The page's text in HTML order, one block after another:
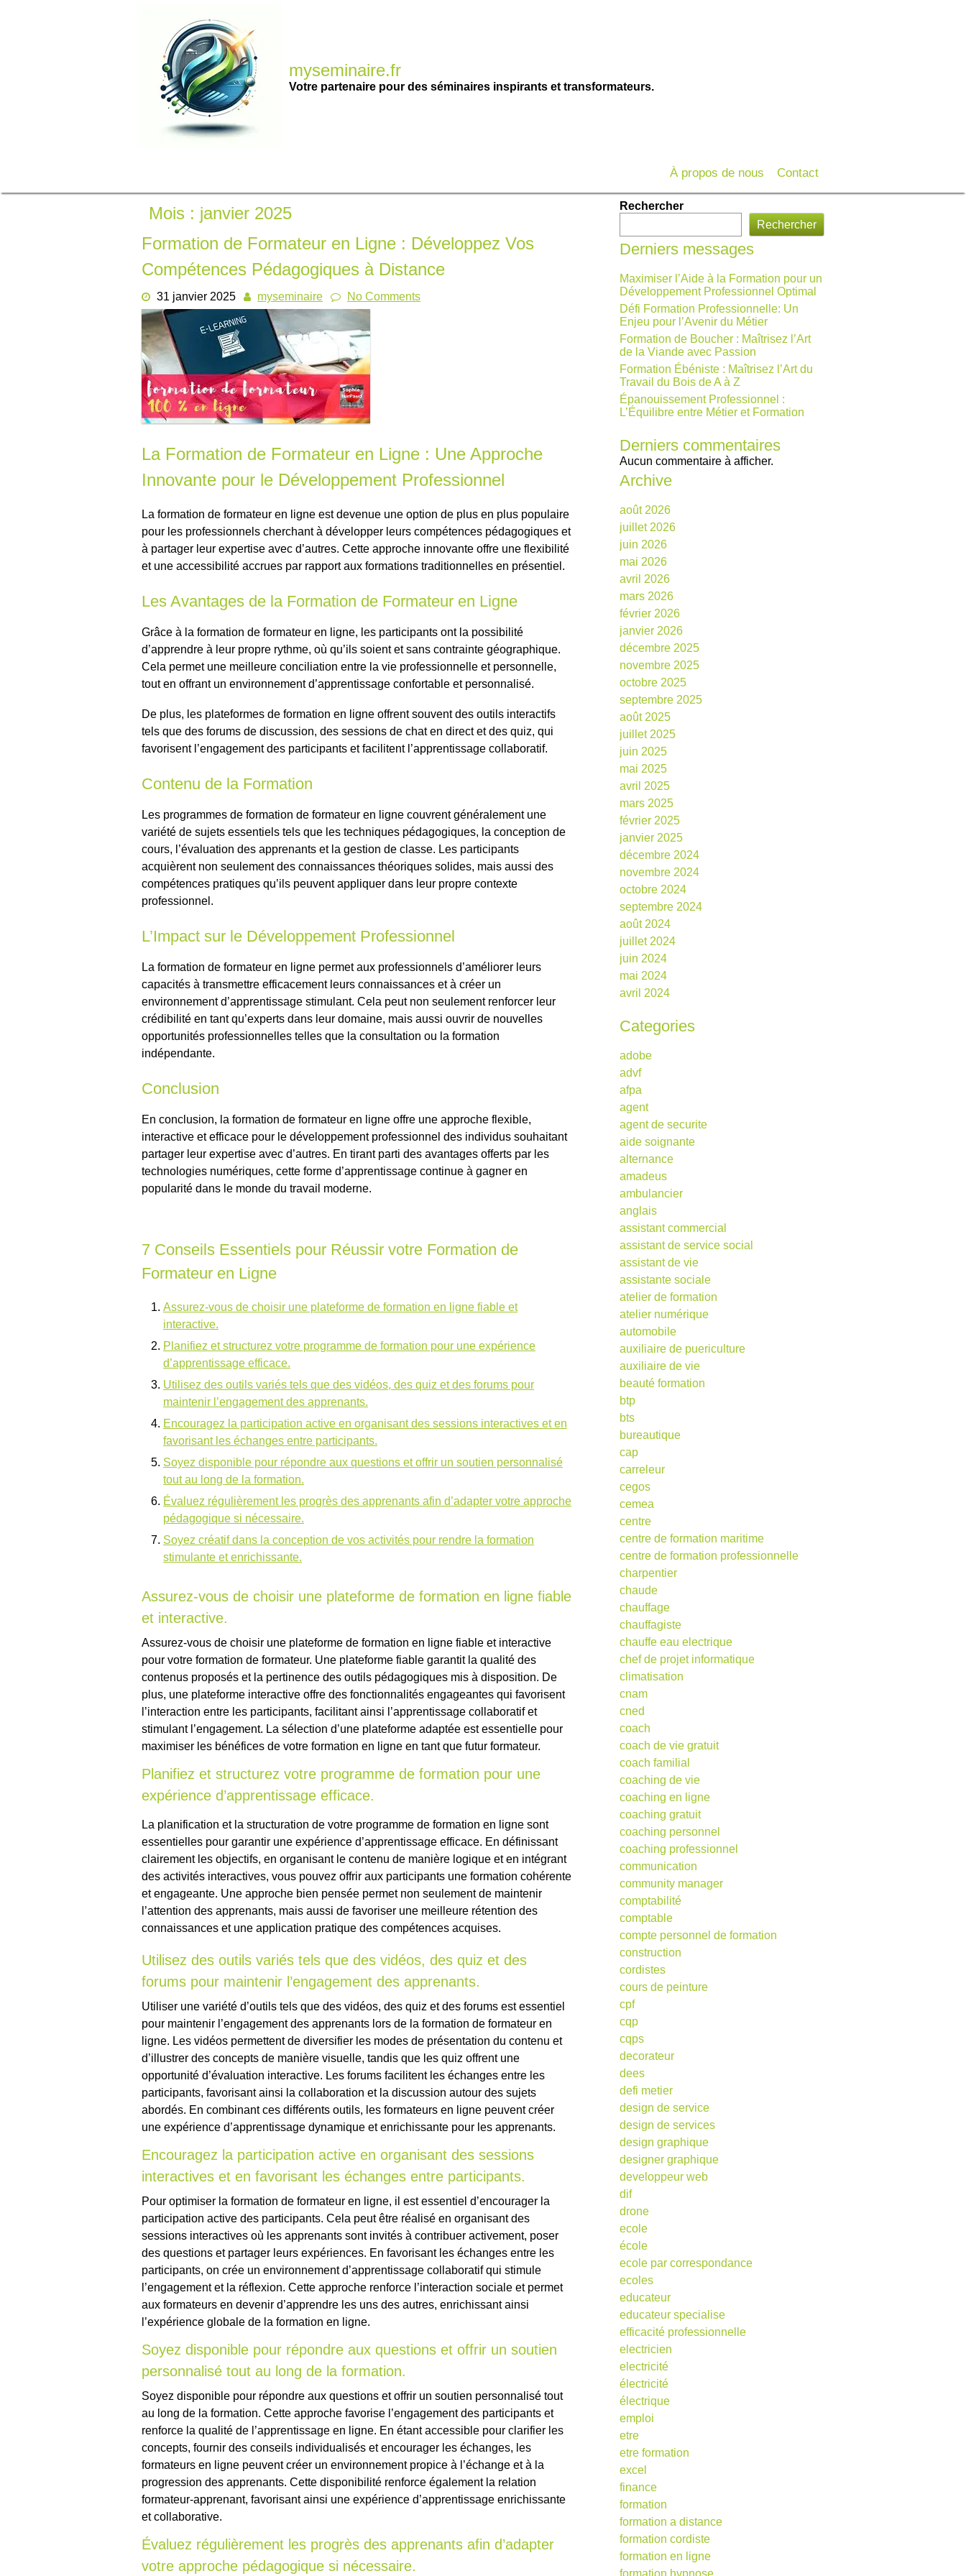
myseminaire.fr
Votre partenaire pour des séminaires inspirants et transformateurs.
À propos de nous Contact
Mois : janvier 2025
Formation de Formateur en Ligne : Développez Vos
Compétences Pédagogiques à Distance
31 janvier 2025 myseminaire No Comments
La Formation de Formateur en Ligne : Une Approche
Innovante pour le Développement Professionnel
La formation de formateur en ligne est devenue une option de plus en plus populaire
pour les professionnels cherchant à développer leurs compétences pédagogiques et
à partager leur expertise avec d’autres. Cette approche innovante offre une flexibilité
et une accessibilité accrues par rapport aux formations traditionnelles en présentiel.
Les Avantages de la Formation de Formateur en Ligne
Grâce à la formation de formateur en ligne, les participants ont la possibilité
d’apprendre à leur propre rythme, où qu’ils soient et sans contrainte géographique.
Cela permet une meilleure conciliation entre la vie professionnelle et personnelle,
tout en offrant un environnement d’apprentissage confortable et personnalisé.
De plus, les plateformes de formation en ligne offrent souvent des outils interactifs
tels que des forums de discussion, des sessions de chat en direct et des quiz, qui
favorisent l’engagement des participants et facilitent l’apprentissage collaboratif.
Contenu de la Formation
Les programmes de formation de formateur en ligne couvrent généralement une
variété de sujets essentiels tels que les techniques pédagogiques, la conception de
cours, l’évaluation des apprenants et la gestion de classe. Les participants
acquièrent non seulement des connaissances théoriques solides, mais aussi des
compétences pratiques qu’ils peuvent appliquer dans leur propre contexte
professionnel.
L’Impact sur le Développement Professionnel
La formation de formateur en ligne permet aux professionnels d’améliorer leurs
capacités à transmettre efficacement leurs connaissances et à créer un
environnement d’apprentissage stimulant. Cela peut non seulement renforcer leur
crédibilité en tant qu’experts dans leur domaine, mais aussi ouvrir de nouvelles
opportunités professionnelles telles que la consultation ou la formation
indépendante.
Conclusion
En conclusion, la formation de formateur en ligne offre une approche flexible,
interactive et efficace pour le développement professionnel des individus souhaitant
partager leur expertise avec d’autres. En tirant parti des avantages offerts par les
technologies numériques, cette forme d’apprentissage continue à gagner en
popularité dans le monde du travail moderne.
7 Conseils Essentiels pour Réussir votre Formation de
Formateur en Ligne
Assurez-vous de choisir une plateforme de formation en ligne fiable et
interactive.
Planifiez et structurez votre programme de formation pour une expérience
d’apprentissage efficace.
Utilisez des outils variés tels que des vidéos, des quiz et des forums pour
maintenir l’engagement des apprenants.
Encouragez la participation active en organisant des sessions interactives et en
favorisant les échanges entre participants.
Soyez disponible pour répondre aux questions et offrir un soutien personnalisé
tout au long de la formation.
Évaluez régulièrement les progrès des apprenants afin d’adapter votre approche
pédagogique si nécessaire.
Soyez créatif dans la conception de vos activités pour rendre la formation
stimulante et enrichissante.
Assurez-vous de choisir une plateforme de formation en ligne fiable
et interactive.
Assurez-vous de choisir une plateforme de formation en ligne fiable et interactive
pour votre formation de formateur. Une plateforme fiable garantit la qualité des
contenus proposés et la pertinence des outils pédagogiques mis à disposition. De
plus, une plateforme interactive offre des fonctionnalités engageantes qui favorisent
l’interaction entre les participants, facilitant ainsi l’apprentissage collaboratif et
stimulant l’engagement. La sélection d’une plateforme adaptée est essentielle pour
maximiser les bénéfices de votre formation en ligne en tant que futur formateur.
Planifiez et structurez votre programme de formation pour une
expérience d’apprentissage efficace.
La planification et la structuration de votre programme de formation en ligne sont
essentielles pour garantir une expérience d’apprentissage efficace. En définissant
clairement les objectifs, en organisant le contenu de manière logique et en intégrant
des activités interactives, vous pouvez offrir aux participants une formation cohérente
et engageante. Une approche bien pensée permet non seulement de maintenir
l’attention des apprenants, mais aussi de favoriser une meilleure rétention des
connaissances et une application pratique des compétences acquises.
Utilisez des outils variés tels que des vidéos, des quiz et des
forums pour maintenir l’engagement des apprenants.
Utiliser une variété d’outils tels que des vidéos, des quiz et des forums est essentiel
pour maintenir l’engagement des apprenants lors de la formation de formateur en
ligne. Les vidéos permettent de diversifier les modes de présentation du contenu et
d’illustrer des concepts de manière visuelle, tandis que les quiz offrent une
opportunité d’évaluation interactive. Les forums facilitent les échanges entre les
participants, favorisant ainsi la collaboration et la discussion autour des sujets
abordés. En combinant ces différents outils, les formateurs en ligne peuvent créer
une expérience d’apprentissage dynamique et enrichissante pour les apprenants.
Encouragez la participation active en organisant des sessions
interactives et en favorisant les échanges entre participants.
Pour optimiser la formation de formateur en ligne, il est essentiel d’encourager la
participation active des participants. Cela peut être réalisé en organisant des
sessions interactives où les apprenants sont invités à contribuer activement, poser
des questions et partager leurs expériences. En favorisant les échanges entre les
participants, on crée un environnement d’apprentissage collaboratif qui stimule
l’engagement et la réflexion. Cette approche renforce l’interaction sociale et permet
aux formateurs en devenir d’apprendre les uns des autres, enrichissant ainsi
l’expérience globale de la formation en ligne.
Soyez disponible pour répondre aux questions et offrir un soutien
personnalisé tout au long de la formation.
Soyez disponible pour répondre aux questions et offrir un soutien personnalisé tout
au long de la formation. Cette approche favorise l’engagement des participants et
renforce la qualité de l’apprentissage en ligne. En étant accessible pour clarifier les
concepts, fournir des conseils individualisés et encourager les échanges, les
formateurs en ligne peuvent créer un environnement propice à l’échange et à la
progression des apprenants. Cette disponibilité renforce également la relation
formateur-apprenant, favorisant ainsi une expérience d’apprentissage enrichissante
et collaborative.
Évaluez régulièrement les progrès des apprenants afin d’adapter
votre approche pédagogique si nécessaire.
Rechercher
Rechercher
Derniers messages
Maximiser l’Aide à la Formation pour un
Développement Professionnel Optimal
Défi Formation Professionnelle: Un
Enjeu pour l’Avenir du Métier
Formation de Boucher : Maîtrisez l’Art
de la Viande avec Passion
Formation Ébéniste : Maîtrisez l’Art du
Travail du Bois de A à Z
Épanouissement Professionnel :
L’Équilibre entre Métier et Formation
Derniers commentaires
Aucun commentaire à afficher.
Archive
août 2026
juillet 2026
juin 2026
mai 2026
avril 2026
mars 2026
février 2026
janvier 2026
décembre 2025
novembre 2025
octobre 2025
septembre 2025
août 2025
juillet 2025
juin 2025
mai 2025
avril 2025
mars 2025
février 2025
janvier 2025
décembre 2024
novembre 2024
octobre 2024
septembre 2024
août 2024
juillet 2024
juin 2024
mai 2024
avril 2024
Categories
adobe
advf
afpa
agent
agent de securite
aide soignante
alternance
amadeus
ambulancier
anglais
assistant commercial
assistant de service social
assistant de vie
assistante sociale
atelier de formation
atelier numérique
automobile
auxiliaire de puericulture
auxiliaire de vie
beauté formation
btp
bts
bureautique
cap
carreleur
cegos
cemea
centre
centre de formation maritime
centre de formation professionnelle
charpentier
chaude
chauffage
chauffagiste
chauffe eau electrique
chef de projet informatique
climatisation
cnam
cned
coach
coach de vie gratuit
coach familial
coaching de vie
coaching en ligne
coaching gratuit
coaching personnel
coaching professionnel
communication
community manager
comptabilité
comptable
compte personnel de formation
construction
cordistes
cours de peinture
cpf
cqp
cqps
decorateur
dees
defi metier
design de service
design de services
design graphique
designer graphique
developpeur web
dif
drone
ecole
école
ecole par correspondance
ecoles
educateur
educateur specialise
efficacité professionnelle
electricien
electricité
électricité
électrique
emploi
etre
etre formation
excel
finance
formation
formation a distance
formation cordiste
formation en ligne
formation hypnose